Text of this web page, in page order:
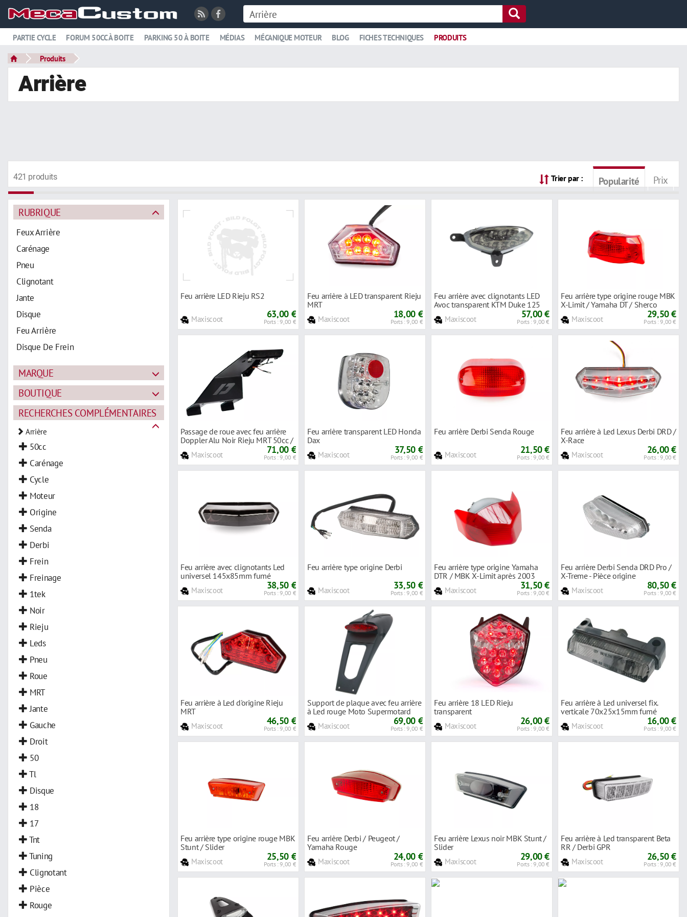
PARTIE CYCLE FORUM 50CC À BOITE PARKING 50 À BOITE MÉDIAS MÉCANIQUE MOTEUR BLOG FICHES TECHNIQUES PRODUITS
Produits
Arrière
421 produits Trier par : Popularité Prix
RUBRIQUE
Feux Arrière
Carénage
Pneu
Clignotant
Jante
Disque
Feu Arrière
Disque De Frein
Support De Plaque
Etrier
Kit Chaîne
Maîtres-cylindre
Maître-cylindre
Axe
Couvercle De Maître Cylindre
Contacteur
Cabochon
Cadre Divers
Repose Pieds
Roulement
Accessoires De Freinage
Amortisseur
Commodo
Câble De Frein
Mâchoire De Frein
Pack Moteur
Pièces De Rechange Divers
Pédale De Frein
Repose-pied
MARQUE
BOUTIQUE
RECHERCHES COMPLÉMENTAIRES
Arrière
50cc
Carénage
Cycle
Moteur
Origine
Senda
Derbi
Frein
Freinage
1tek
Noir
Rieju
Leds
Pneu
Roue
MRT
Jante
Gauche
Droit
50
Tl
Disque
18
17
Tnt
Tuning
Clignotant
Pièce
Rouge
Feu arrière LED Rieju RS2
Maxiscoot 63,00 €
Ports : 9,00 €
Feu arrière à LED transparent Rieju
MRT
Maxiscoot 18,00 €
Ports : 9,00 €
Feu arrière avec clignotants LED
Avoc transparent KTM Duke 125
Maxiscoot 57,00 €
Ports : 9,00 €
Feu arrière type origine rouge MBK
X-Limit / Yamaha DT / Sherco
Maxiscoot 29,50 €
Ports : 9,00 €
Passage de roue avec feu arrière
Doppler Alu Noir Rieju MRT 50cc /
Maxiscoot 71,00 €
Ports : 9,00 €
Feu arrière transparent LED Honda
Dax
Maxiscoot 37,50 €
Ports : 9,00 €
Feu arrière Derbi Senda Rouge
Maxiscoot 21,50 €
Ports : 9,00 €
Feu arrière à Led Lexus Derbi DRD /
X-Race
Maxiscoot 26,00 €
Ports : 9,00 €
Feu arrière avec clignotants Led
universel 145x85mm fumé
Maxiscoot 38,50 €
Ports : 9,00 €
Feu arrière type origine Derbi
Maxiscoot 33,50 €
Ports : 9,00 €
Feu arrière type origine Yamaha
DTR / MBK X-Limit après 2003
Maxiscoot 31,50 €
Ports : 9,00 €
Feu arrière Derbi Senda DRD Pro /
X-Treme - Pièce origine
Maxiscoot 80,50 €
Ports : 9,00 €
Feu arrière à Led d'origine Rieju
MRT
Maxiscoot 46,50 €
Ports : 9,00 €
Support de plaque avec feu arrière
à Led rouge Moto Supermotard
Maxiscoot 69,00 €
Ports : 9,00 €
Feu arrière 18 LED Rieju
transparent
Maxiscoot 26,00 €
Ports : 9,00 €
Feu arrière à Led universel fix.
verticale 70x25x15mm fumé
Maxiscoot 16,00 €
Ports : 9,00 €
Feu arrière type origine rouge MBK
Stunt / Slider
Maxiscoot 25,50 €
Ports : 9,00 €
Feu arrière Derbi / Peugeot /
Yamaha Rouge
Maxiscoot 24,00 €
Ports : 9,00 €
Feu arrière Lexus noir MBK Stunt /
Slider
Maxiscoot 29,00 €
Ports : 9,00 €
Feu arrière à Led transparent Beta
RR / Derbi GPR
Maxiscoot 26,50 €
Ports : 9,00 €